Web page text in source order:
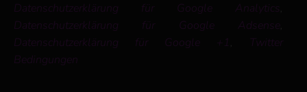
Datenschutzerklärung für Google Analytics
Datenschutzerklärung für Google Adsense
Datenschutzerklärung für Google +1
Twitter
Bedingungen